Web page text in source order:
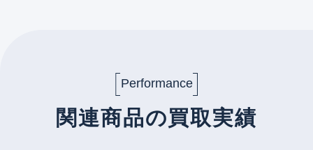
Performance
関連商品の買取実績